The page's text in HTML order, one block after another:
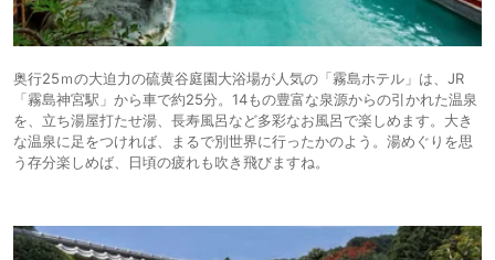
奥行25ｍの大迫力の硫黄谷庭園大浴場が人気の「霧島ホテル」は、JR
「霧島神宮駅」から車で約25分。14もの豊富な泉源からの引かれた温泉
を、⽴ち湯屋打たせ湯、⻑寿⾵呂など多彩なお⾵呂で楽しめます。大き
な温泉に足をつければ、まるで別世界に行ったかのよう。湯めぐりを思
う存分楽しめば、日頃の疲れも吹き飛びますね。